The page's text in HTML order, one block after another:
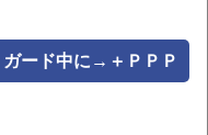
ード中に→＋ＰＰＰ